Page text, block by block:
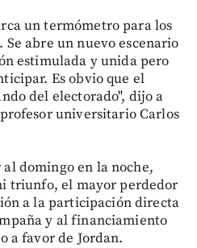
un termómetro para los
abre un nuevo escenario
estimulada y unida pero
Es obvio que el
del electorado", dijo a
universitario Carlos
domingo en la noche,
triunfo, el mayor perdedor
a la participación directa
y al financiamiento
a favor de Jordan.